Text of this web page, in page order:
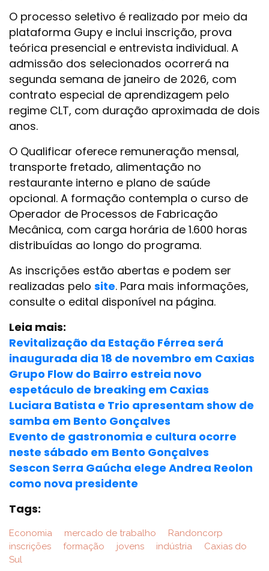
O processo seletivo é realizado por meio da
plataforma Gupy e inclui inscrição, prova
teórica presencial e entrevista individual. A
admissão dos selecionados ocorrerá na
segunda semana de janeiro de 2026, com
contrato especial de aprendizagem pelo
regime CLT, com duração aproximada de dois
anos.
O Qualificar oferece remuneração mensal,
transporte fretado, alimentação no
restaurante interno e plano de saúde
opcional. A formação contempla o curso de
Operador de Processos de Fabricação
Mecânica, com carga horária de 1.600 horas
distribuídas ao longo do programa.
As inscrições estão abertas e podem ser
realizadas pelo site. Para mais informações,
consulte o edital disponível na página.
Leia mais:
Revitalização da Estação Férrea será
inaugurada dia 18 de novembro em Caxias
Grupo Flow do Bairro estreia novo
espetáculo de breaking em Caxias
Luciara Batista e Trio apresentam show de
samba em Bento Gonçalves
Evento de gastronomia e cultura ocorre
neste sábado em Bento Gonçalves
Sescon Serra Gaúcha elege Andrea Reolon
como nova presidente
Tags:
Economia mercado de trabalho
Randoncorp
inscrições
formação jovens indústria
Caxias do
Sul